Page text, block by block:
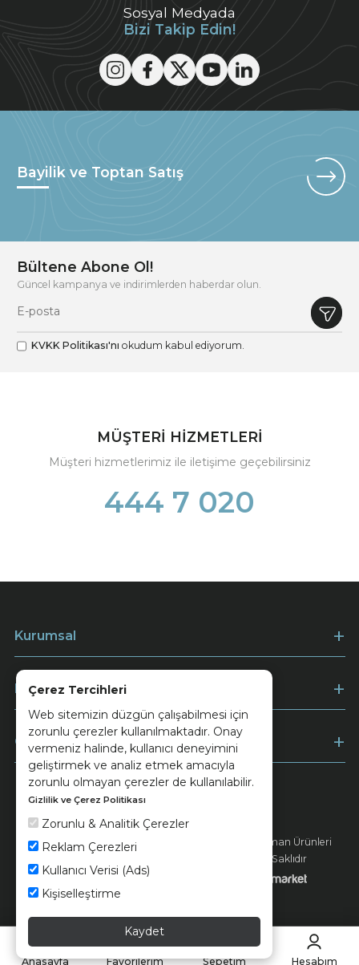
Çerez Tercihleri
Web sitemizin düzgün çalışabilmesi için
zorunlu çerezler kullanılmaktadır. Onay
vermeniz halinde, kullanıcı deneyimini
geliştirmek ve analiz etmek amacıyla
zorunlu olmayan çerezler de kullanılabilir.
Gizlilik ve Çerez Politikası
Zorunlu & Analitik Çerezler
Reklam Çerezleri
Kullanıcı Verisi (Ads)
Kişiselleştirme
Kaydet
Sosyal Medyada
Bizi Takip Edin!
Bayilik ve Toptan Satış
Bültene Abone Ol!
Güncel kampanya ve indirimlerden haberdar olun.
KVKK Politikası'nı okudum kabul ediyorum.
MÜŞTERİ HİZMETLERİ
Müşteri hizmetlerimiz ile iletişime geçebilirsiniz
444 7 020
Kurumsal
Müşteri Hizmetleri
Ödeme
© 2026 Ünsa Madencilik Turizm Enerji Seramik Orman Ürünleri
Elektrik Üretim San. ve Tic. A.Ş. - Tüm Hakları Saklıdır
Anasayfa Favorilerim Sepetim Hesabım